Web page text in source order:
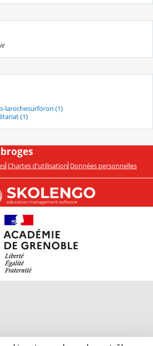
larochesurforon (1)
(1)
Chartes d'utilisation Données personnelles